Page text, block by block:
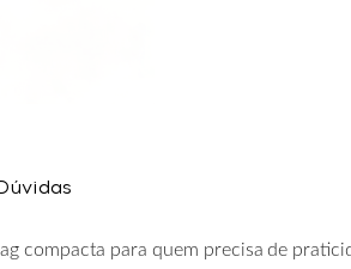
compacta para quem precisa de